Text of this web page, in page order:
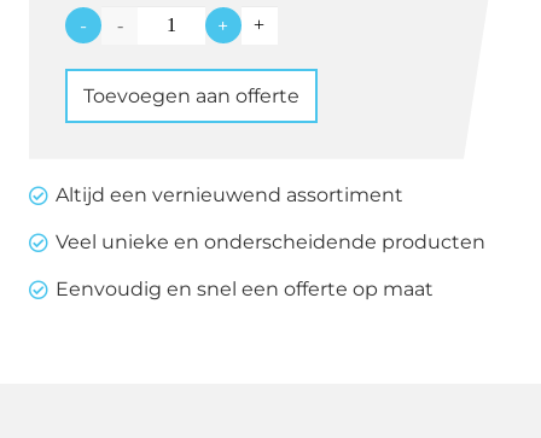
-
Loper
blauw
per
aantal
+
Toevoegen aan offerte
Altijd een vernieuwend assortiment
Veel unieke en onderscheidende producten
Eenvoudig en snel een offerte op maat